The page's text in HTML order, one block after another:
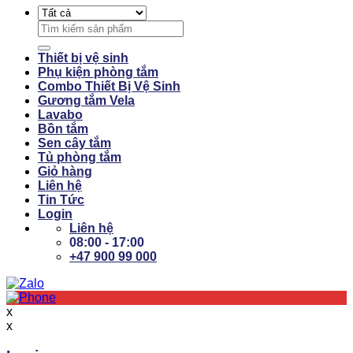
Search
for:
Thiết bị vệ sinh
Phụ kiện phòng tắm
Combo Thiết Bị Vệ Sinh
Gương tắm Vela
Lavabo
Bồn tắm
Sen cây tắm
Tủ phòng tắm
Giỏ hàng
Liên hệ
Tin Tức
Login
Liên hệ
08:00 - 17:00
+47 900 99 000
x
x